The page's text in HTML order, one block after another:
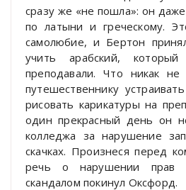
сразу же «не пошла»: он
по латыни и греческому.
самолюбие, и Бертон
учить арабский,
преподавали. Что никак
путешественнику
рисовать карикатуры на
один прекрасный день он
колледжа за нарушение
скачках. Произнеся перед
речь о нарушении прав
скандалом покинул Оксфорд.